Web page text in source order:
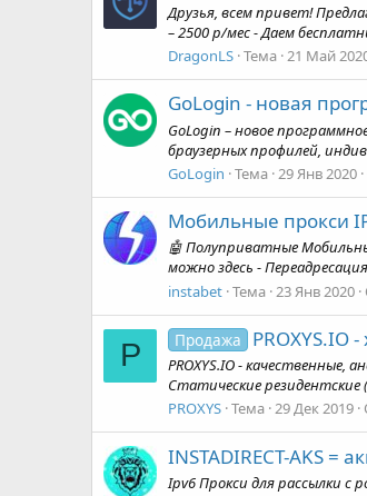
Друзья, всем привет!
– 2500 р/мес - Даем
DragonLS Тема 21 Май
GoLogin - новая
GoLogin – новое
браузерных профилей,
GoLogin Тема 29 Янв 2020
Мобильные прокси
🤖 Полуприватные
можно здесь -
instabet Тема 23 Янв 2020
P Продажа PROXYS.IO
PROXYS.IO - качественные,
Статические резидентские
PROXYS Тема 29 Дек 2019
INSTADIRECT-AKS
Ipv6 Прокси для рассылки